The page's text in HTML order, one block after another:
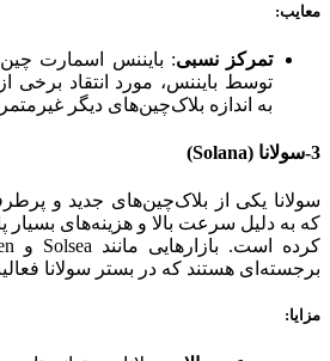
معایب:
تمرکز نسبی: بایننس اسمارت
توسط بایننس، مورد انتقاد برخی
به اندازه بلاک‌چین‌های دیگر
3-سولانا (Solana)
که به دلیل سرعت بالا و هزینه‌های بسیار
برجسته‌ای هستند که در بستر سولانا
مزایا: